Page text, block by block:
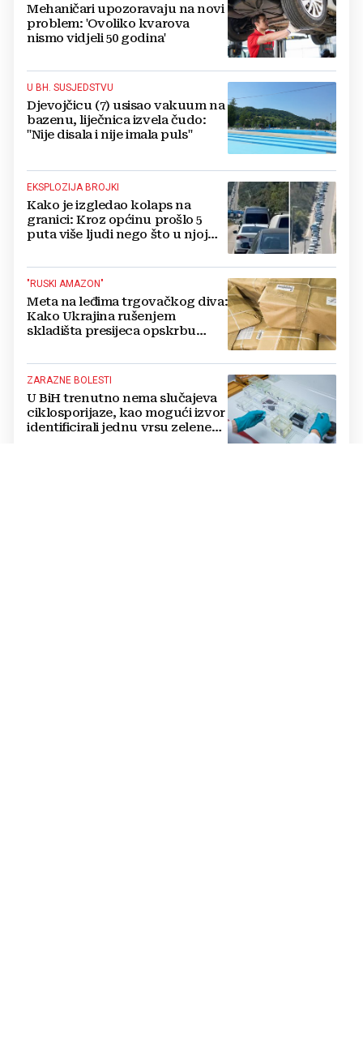
Mehaničari upozoravaju na novi
problem: 'Ovoliko kvarova
nismo vidjeli 50 godina'
U BH. SUSJEDSTVU
Djevojčicu (7) usisao vakuum na
bazenu, liječnica izvela čudo:
"Nije disala i nije imala puls"
EKSPLOZIJA BROJKI
Kako je izgledao kolaps na
granici: Kroz općinu prošlo 5
puta više ljudi nego što u njoj
"RUSKI AMAZON"
Meta na leđima trgovačkog diva:
Kako Ukrajina rušenjem
skladišta presijeca opskrbu
ZARAZNE BOLESTI
U BiH trenutno nema slučajeva
ciklosporijaze, kao mogući izvor
identificirali jednu vrsu zelene